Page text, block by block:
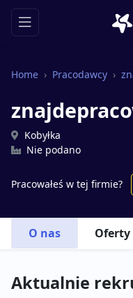
Home Pracodawcy
Kobyłka
Nie podano
Pracowałeś w tej firmie?
O nas Oferty
Aktualnie